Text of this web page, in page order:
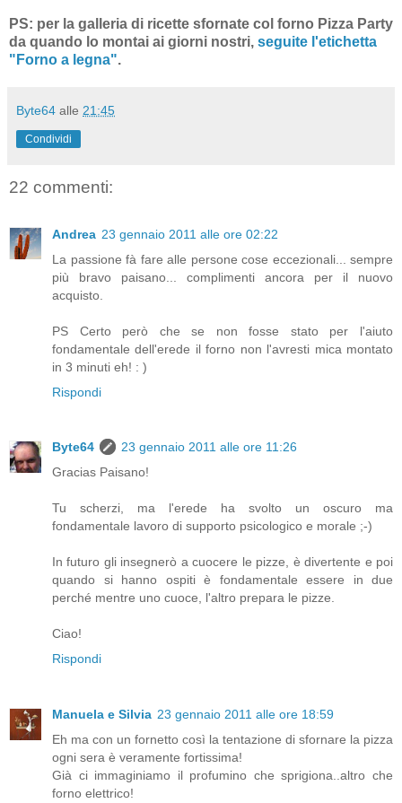
PS: per la galleria di ricette sfornate col forno Pizza Party
da quando lo montai ai giorni nostri, seguite l'etichetta
"Forno a legna".
Byte64 alle 21:45
Condividi
22 commenti:
Andrea 23 gennaio 2011 alle ore 02:22
La passione fà fare alle persone cose eccezionali... sempre
più bravo paisano... complimenti ancora per il nuovo
acquisto.
PS Certo però che se non fosse stato per l'aiuto
fondamentale dell'erede il forno non l'avresti mica montato
in 3 minuti eh! : )
Rispondi
Byte64
23 gennaio 2011 alle ore 11:26
Gracias Paisano!
Tu scherzi, ma l'erede ha svolto un oscuro ma
fondamentale lavoro di supporto psicologico e morale ;-)
In futuro gli insegnerò a cuocere le pizze, è divertente e poi
quando si hanno ospiti è fondamentale essere in due
perché mentre uno cuoce, l'altro prepara le pizze.
Ciao!
Rispondi
Manuela e Silvia 23 gennaio 2011 alle ore 18:59
Eh ma con un fornetto così la tentazione di sfornare la pizza
ogni sera è veramente fortissima!
Già ci immaginiamo il profumino che sprigiona..altro che
forno elettrico!